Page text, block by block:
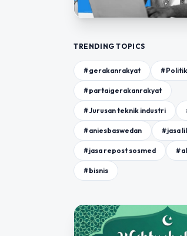
TRENDING TOPICS
#gerakanrakyat #Politik
#partaigerakanrakyat
#Jurusan teknik industri
#aniesbaswedan #jasa
#jasa repost sosmed
#bisnis